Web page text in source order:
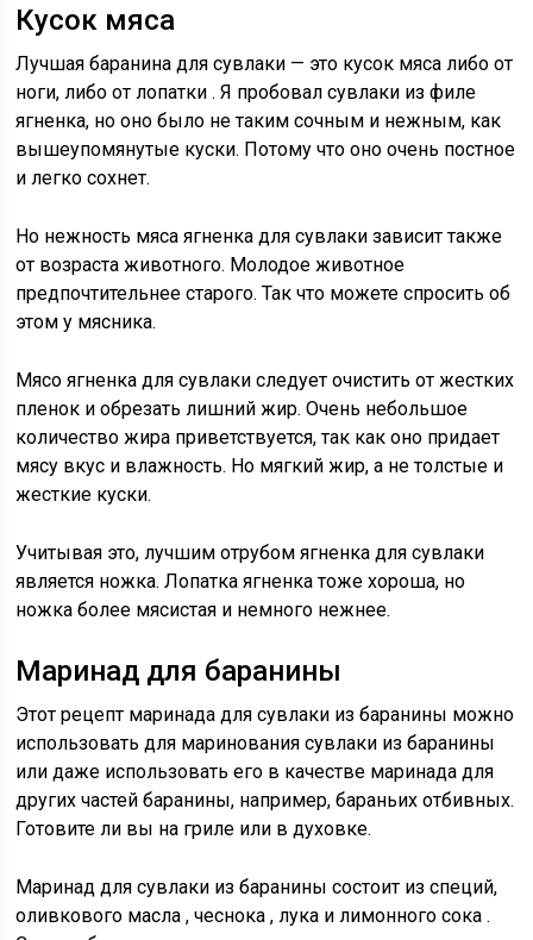
Кусок мяса
Лучшая баранина для сувлаки — это кусок мяса либо от
ноги, либо от лопатки . Я пробовал сувлаки из филе
ягненка, но оно было не таким сочным и нежным, как
вышеупомянутые куски. Потому что оно очень постное
и легко сохнет.
Но нежность мяса ягненка для сувлаки зависит также
от возраста животного. Молодое животное
предпочтительнее старого. Так что можете спросить об
этом у мясника.
Мясо ягненка для сувлаки следует очистить от жестких
пленок и обрезать лишний жир. Очень небольшое
количество жира приветствуется, так как оно придает
мясу вкус и влажность. Но мягкий жир, а не толстые и
жесткие куски.
Учитывая это,лучшим отрубом ягненка для сувлаки
является ножка. Лопатка ягненка тоже хороша, но
ножка более мясистая и немного нежнее.
Маринад для баранины
Этот рецепт маринада для сувлаки из баранины можно
использовать для маринования сувлаки из баранины
или даже использовать его в качестве маринада для
других частей баранины, например, бараньих отбивных.
Готовите ли вы на гриле или в духовке.
Маринад для сувлаки из баранины состоит из специй,
оливкового масла ,чеснока ,лука илимонного сока .